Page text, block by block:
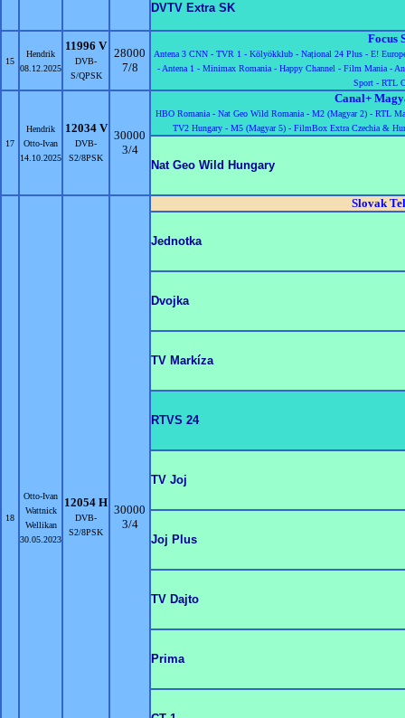
DVTV Extra SK
15
Hendrik
08.12.2025
11996 V
DVB-
S/QPSK
28000
7/8
Focus
Antena 3 CNN - TVR 1 - Kölyökklub - Național 24 Plus - E!
- Antena 1 - Minimax Romania - Happy Channel - Film Mania -
Sport - RTL
17
Hendrik
Otto-Ivan
14.10.2025
12034 V
DVB-
S2/8PSK
30000
3/4
Canal+
HBO Romania - Nat Geo Wild Romania - M2 (Magyar 2) - RTL
TV2 Hungary - M5 (Magyar 5) - FilmBox Extra Czechia &
Nat Geo Wild Hungary
18
Otto-Ivan
Wattnick
Wellikan
30.05.2023
12054 H
DVB-
S2/8PSK
30000
3/4
Slovak
Jednotka
Dvojka
TV Markíza
RTVS 24
TV Joj
Joj Plus
TV Dajto
Prima